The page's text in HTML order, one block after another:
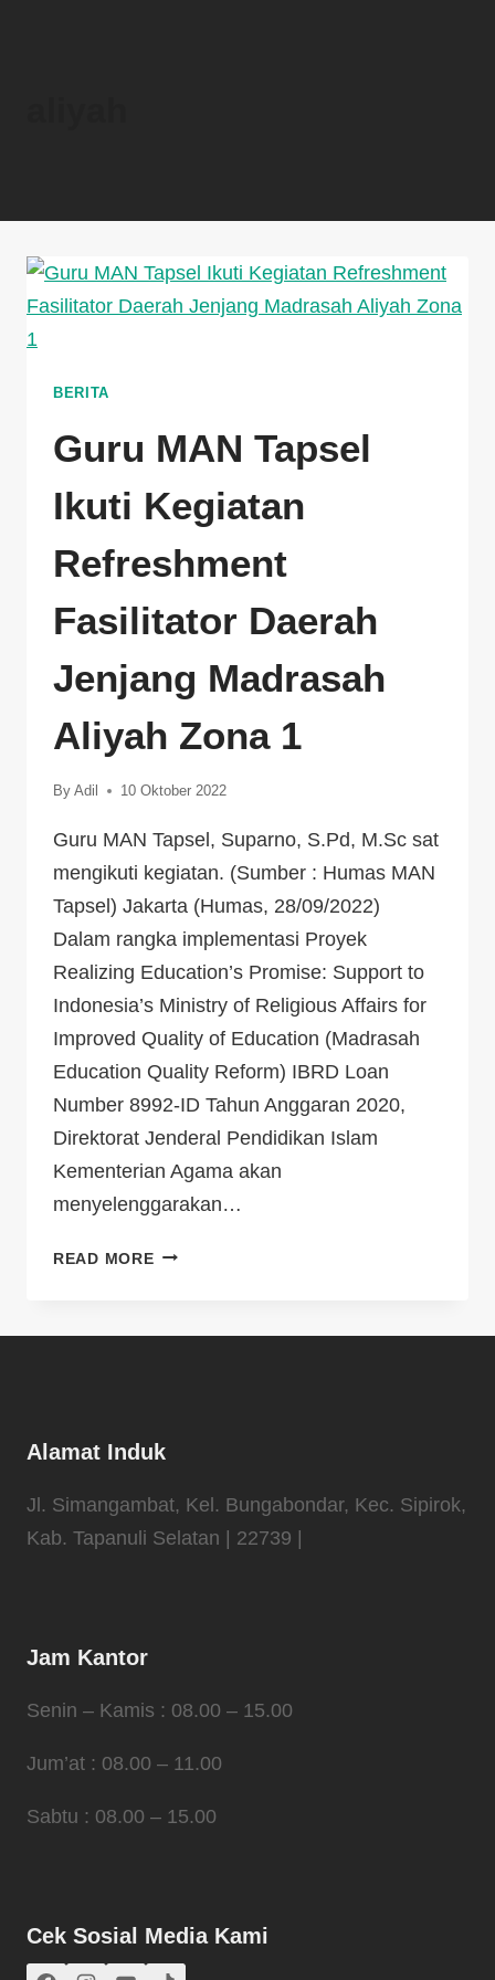
BERITA
Guru MAN Tapsel
Ikuti Kegiatan
Refreshment
Fasilitator Daerah
Jenjang Madrasah
Aliyah Zona 1
By Adil 10 Oktober 2022
Guru MAN Tapsel, Suparno, S.Pd, M.Sc sat
mengikuti kegiatan. (Sumber : Humas MAN
Tapsel) Jakarta (Humas, 28/09/2022)
Dalam rangka implementasi Proyek
Realizing Education’s Promise: Support to
Indonesia’s Ministry of Religious Affairs for
Improved Quality of Education (Madrasah
Education Quality Reform) IBRD Loan
Number 8992-ID Tahun Anggaran 2020,
Direktorat Jenderal Pendidikan Islam
Kementerian Agama akan
menyelenggarakan…
READ MORE
Alamat Induk
Jl. Simangambat, Kel. Bungabondar, Kec. Sipirok,
Kab. Tapanuli Selatan | 22739 |
Jam Kantor
Senin – Kamis : 08.00 – 15.00
Jum’at : 08.00 – 11.00
Sabtu : 08.00 – 15.00
Cek Sosial Media Kami